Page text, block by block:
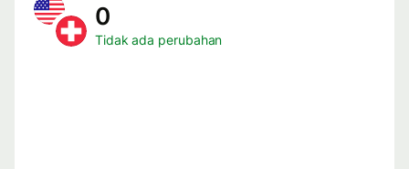
0
Tidak ada perubahan